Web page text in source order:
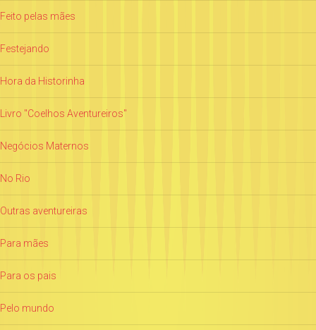
Feito pelas mães
Festejando
Hora da Historinha
Livro "Coelhos Aventureiros"
Negócios Maternos
No Rio
Outras aventureiras
Para mães
Para os pais
Pelo mundo